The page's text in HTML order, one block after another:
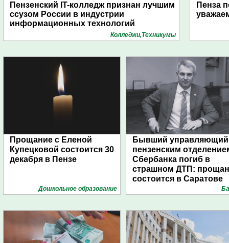
Пензенский IT-колледж признан лучшим
ссузом России в индустрии
информационных технологий
Колледжи,Техникумы
Пенза
Прощание с Еленой
Купецковой состоится 30
декабря в Пензе
Дошкольное образование
Бывший управляющий
пензенским
Сбербанка погиб в
страшном ДТП:
состоится в Саратове